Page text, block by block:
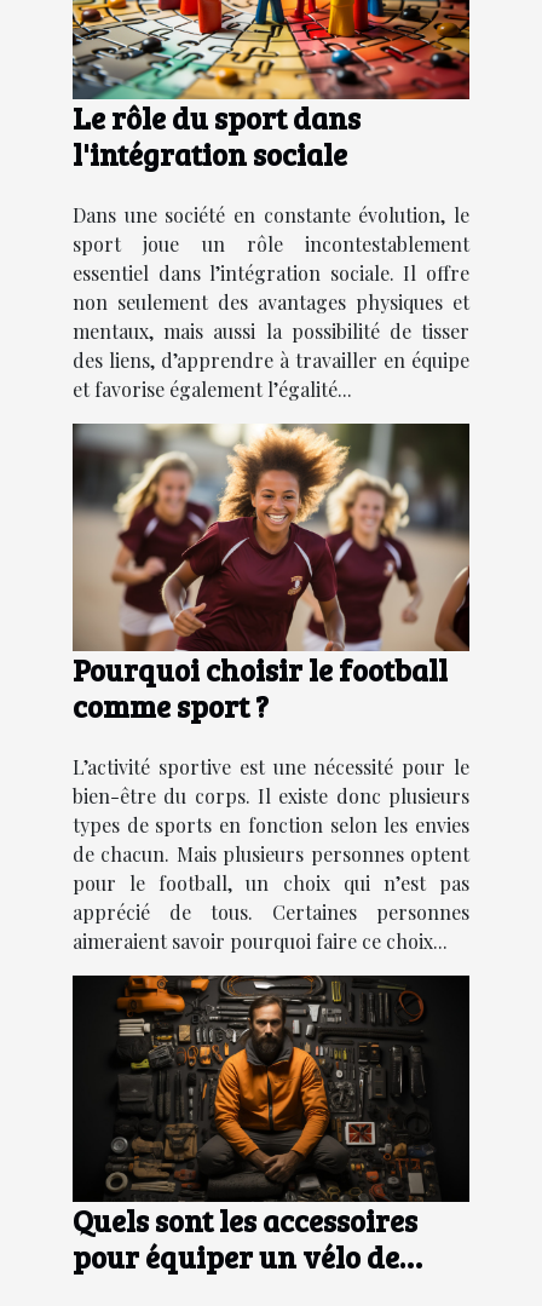
Le rôle du sport dans
l'intégration sociale
Dans une société en constante évolution, le
sport joue un rôle incontestablement
essentiel dans l’intégration sociale. Il offre
non seulement des avantages physiques et
mentaux, mais aussi la possibilité de tisser
des liens, d’apprendre à travailler en équipe
et favorise également l’égalité...
Pourquoi choisir le football
comme sport ?
L’activité sportive est une nécessité pour le
bien-être du corps. Il existe donc plusieurs
types de sports en fonction selon les envies
de chacun. Mais plusieurs personnes optent
pour le football, un choix qui n’est pas
apprécié de tous. Certaines personnes
aimeraient savoir pourquoi faire ce choix...
Quels sont les accessoires
pour équiper un vélo de